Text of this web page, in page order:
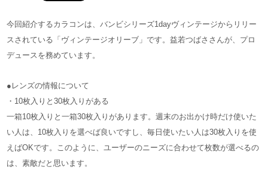
今回紹介するカラコンは、バンビシリーズ1dayヴィンテージからリリー
スされている「ヴィンテージオリーブ」です。益若つばささんが、プロ
デュースを務めています。
●レンズの情報について
・10枚入りと30枚入りがある
一箱10枚入りと一箱30枚入りがあります。週末のお出かけ時だけ使いた
い人は、10枚入りを選べば良いですし、毎日使いたい人は30枚入りを使
えばOKです。このように、ユーザーのニーズに合わせて枚数が選べるの
は、素敵だと思います。